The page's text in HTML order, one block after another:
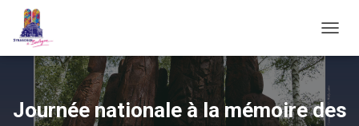
Journée nationale à la mémoire des